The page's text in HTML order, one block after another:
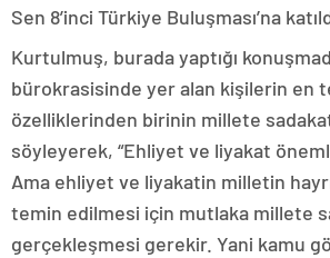
Sen 8’inci Türkiye Buluşması’na
Kurtulmuş, burada yaptığı
bürokrasisinde yer alan kişilerin en
özelliklerinden birinin millete
söyleyerek, “Ehliyet ve liyakat
Ama ehliyet ve liyakatin milletin
temin edilmesi için mutlaka millete
gerçekleşmesi gerekir. Yani kamu